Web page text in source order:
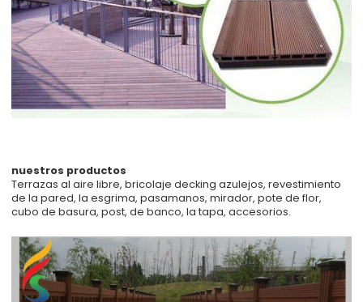
nuestros productos
Terrazas al aire libre, bricolaje decking azulejos, revestimiento
de la pared, la esgrima, pasamanos, mirador, pote de flor,
cubo de basura, post, de banco, la tapa, accesorios.